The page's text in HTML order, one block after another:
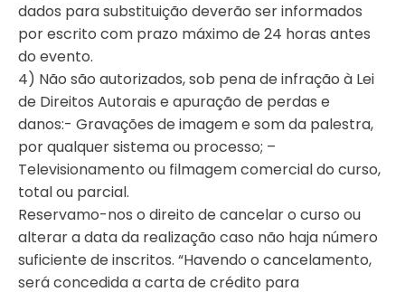
dados para substituição deverão ser informados
por escrito com prazo máximo de 24 horas antes
do evento.
4) Não são autorizados, sob pena de infração à Lei
de Direitos Autorais e apuração de perdas e
danos:- Gravações de imagem e som da palestra,
por qualquer sistema ou processo; –
Televisionamento ou filmagem comercial do curso,
total ou parcial.
Reservamo-nos o direito de cancelar o curso ou
alterar a data da realização caso não haja número
suficiente de inscritos. “Havendo o cancelamento,
será concedida a carta de crédito para